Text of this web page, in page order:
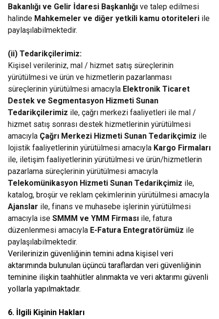
Bakanlığı ve Gelir İdaresi Başkanlığı ve talep edilmesi
halinde Mahkemeler ve diğer yetkili kamu otoriteleri ile
paylaşılabilmektedir.
(ii) Tedarikçilerimiz:
Kişisel verileriniz, mal / hizmet satış süreçlerinin
yürütülmesi ve ürün ve hizmetlerin pazarlanması
süreçlerinin yürütülmesi amacıyla Elektronik Ticaret
Destek ve Segmentasyon Hizmeti Sunan
Tedarikçilerimiz ile, çağrı merkezi faaliyetleri ile mal /
hizmet satış sonrası destek hizmetlerinin yürütülmesi
amacıyla Çağrı Merkezi Hizmeti Sunan Tedarikçimiz ile
lojistik faaliyetlerinin yürütülmesi amacıyla Kargo Firmaları
ile, iletişim faaliyetlerinin yürütülmesi ve ürün/hizmetlerin
pazarlama süreçlerinin yürütülmesi amacıyla
Telekomünikasyon Hizmeti Sunan Tedarikçimiz ile,
katalog, broşür ve reklam çekimlerinin yürütülmesi amacıyla
Ajanslar ile, finans ve muhasebe işlerinin yürütülmesi
amacıyla ise SMMM ve YMM Firması ile, fatura
düzenlenmesi amacıyla E-Fatura Entegratörümüz ile
paylaşılabilmektedir.
Verilerinizin güvenliğinin temini adına kişisel veri
aktarımında bulunulan üçüncü taraflardan veri güvenliğinin
teminine ilişkin taahhütler alınmakta ve veri aktarımı güvenli
yollarla yapılmaktadır.
6. İlgili Kişinin Hakları